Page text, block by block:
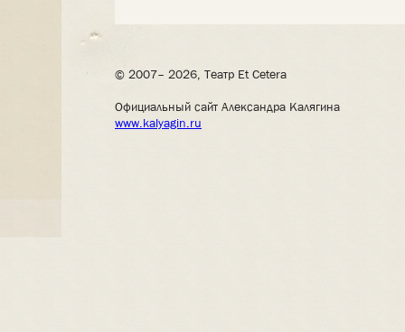
© 2007– 2026, Театр Et Cetera
Официальный сайт Александра Калягина
www.kalyagin.ru